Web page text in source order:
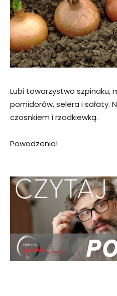
Lubi towarzystwo szpinaku,
pomidorów, selera i sałaty.
czosnkiem i rzodkiewką.
Powodzenia!